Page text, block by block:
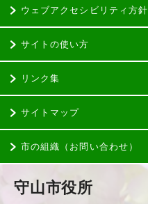
ウェブアクセシビリティ方針
サイトの使い方
リンク集
サイトマップ
市の組織（お問い合わせ）
守山市役所